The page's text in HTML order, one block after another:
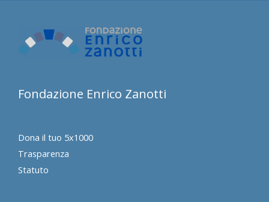
Fondazione Enrico Zanotti
Dona il tuo 5x1000
Trasparenza
Statuto